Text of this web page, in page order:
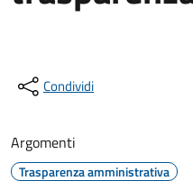
Condividi
Argomenti
Trasparenza amministrativa